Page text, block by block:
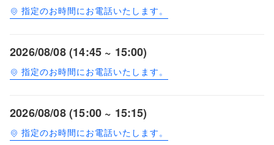
指定のお時間にお電話いたします。
2026/08/08 (14:45 ~ 15:00)
指定のお時間にお電話いたします。
2026/08/08 (15:00 ~ 15:15)
指定のお時間にお電話いたします。